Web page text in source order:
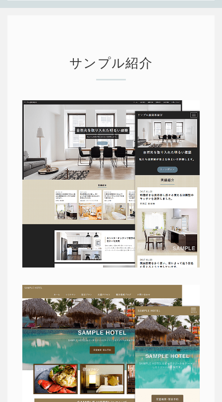
サンプル紹介